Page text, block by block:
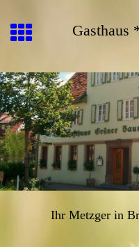
Gasthaus
Ihr Metzger in